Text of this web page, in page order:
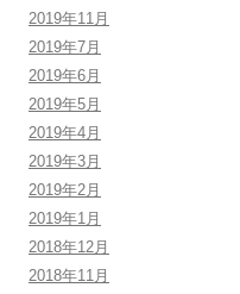
2019年11月
2019年7月
2019年6月
2019年5月
2019年4月
2019年3月
2019年2月
2019年1月
2018年12月
2018年11月